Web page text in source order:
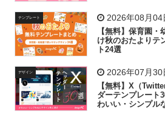
テンプレート 2026年08月04
【無料】保育園・
け秋のおたよりテ
ト24選
デザイン 2026年07月30
【無料】X（
ダーテンプレート
わいい・シンプル